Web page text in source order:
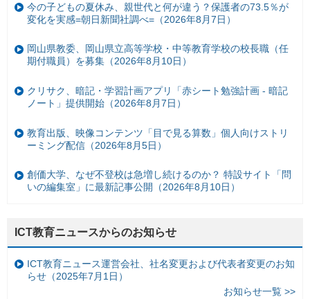
今の子どもの夏休み、親世代と何が違う？保護者の73.5％が
変化を実感=朝日新聞社調べ=（2026年8月7日）
岡山県教委、岡山県立高等学校・中等教育学校の校長職（任
期付職員）を募集（2026年8月10日）
クリサク、暗記・学習計画アプリ「赤シート勉強計画 - 暗記
ノート」提供開始（2026年8月7日）
教育出版、映像コンテンツ「目で見る算数」個人向けストリ
ーミング配信（2026年8月5日）
創価大学、なぜ不登校は急増し続けるのか？ 特設サイト「問
いの編集室」に最新記事公開（2026年8月10日）
ICT教育ニュースからのお知らせ
ICT教育ニュース運営会社、社名変更および代表者変更のお知
らせ（2025年7月1日）
お知らせ一覧 >>